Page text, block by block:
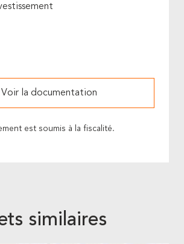
Voir la documentation
est soumis à la fiscalité.
similaires